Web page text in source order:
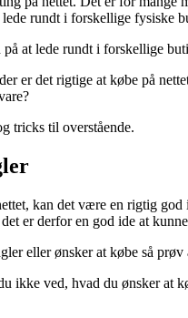
rundt i forskellige fysiske
at lede rundt i forskellige
er det rigtige at købe på
tricks til overstående.
kan det være en rigtig
er derfor en god ide at
eller ønsker at købe så
ikke ved, hvad du ønsker at